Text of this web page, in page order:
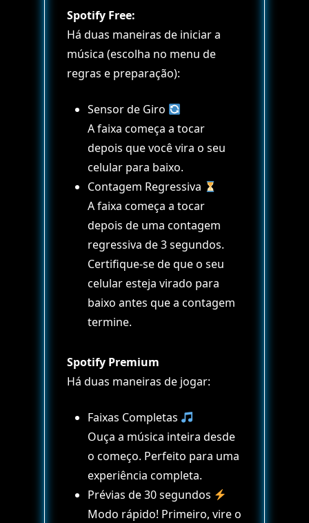
Spotify Free:
Há duas maneiras de iniciar a
música (escolha no menu de
regras e preparação):
Sensor de Giro
A faixa começa a tocar
depois que você vira o seu
celular para baixo.
Contagem Regressiva
A faixa começa a tocar
depois de uma contagem
regressiva de 3 segundos.
Certifique-se de que o seu
celular esteja virado para
baixo antes que a contagem
termine.
Spotify Premium
Há duas maneiras de jogar:
Faixas Completas
Ouça a música inteira desde
o começo. Perfeito para uma
experiência completa.
Prévias de 30 segundos
Modo rápido! Primeiro, vire o